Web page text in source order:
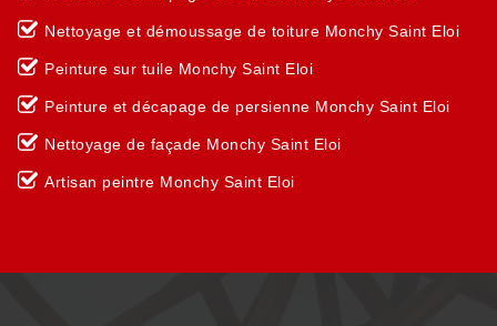
Nettoyage et démoussage de toiture Monchy Saint Eloi
Peinture sur tuile Monchy Saint Eloi
Peinture et décapage de persienne Monchy Saint Eloi
Nettoyage de façade Monchy Saint Eloi
Artisan peintre Monchy Saint Eloi